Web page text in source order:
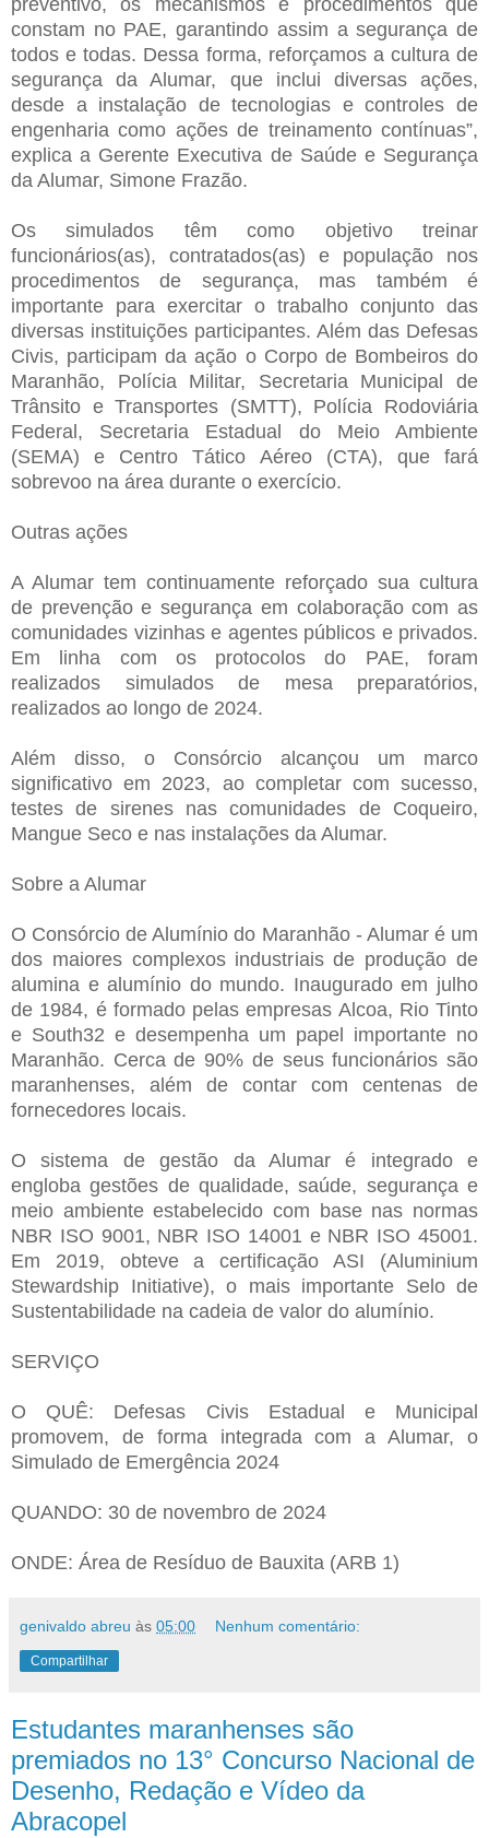
preventivo, os mecanismos e procedimentos que
constam no PAE, garantindo assim a segurança de
todos e todas. Dessa forma, reforçamos a cultura de
segurança da Alumar, que inclui diversas ações,
desde a instalação de tecnologias e controles de
engenharia como ações de treinamento contínuas”,
explica a Gerente Executiva de Saúde e Segurança
da Alumar, Simone Frazão.
Os simulados têm como objetivo treinar
funcionários(as), contratados(as) e população nos
procedimentos de segurança, mas também é
importante para exercitar o trabalho conjunto das
diversas instituições participantes. Além das Defesas
Civis, participam da ação o Corpo de Bombeiros do
Maranhão, Polícia Militar, Secretaria Municipal de
Trânsito e Transportes (SMTT), Polícia Rodoviária
Federal, Secretaria Estadual do Meio Ambiente
(SEMA) e Centro Tático Aéreo (CTA), que fará
sobrevoo na área durante o exercício.
Outras ações
A Alumar tem continuamente reforçado sua cultura
de prevenção e segurança em colaboração com as
comunidades vizinhas e agentes públicos e privados.
Em linha com os protocolos do PAE, foram
realizados simulados de mesa preparatórios,
realizados ao longo de 2024.
Além disso, o Consórcio alcançou um marco
significativo em 2023, ao completar com sucesso,
testes de sirenes nas comunidades de Coqueiro,
Mangue Seco e nas instalações da Alumar.
Sobre a Alumar
O Consórcio de Alumínio do Maranhão - Alumar é um
dos maiores complexos industriais de produção de
alumina e alumínio do mundo. Inaugurado em julho
de 1984, é formado pelas empresas Alcoa, Rio Tinto
e South32 e desempenha um papel importante no
Maranhão. Cerca de 90% de seus funcionários são
maranhenses, além de contar com centenas de
fornecedores locais.
O sistema de gestão da Alumar é integrado e
engloba gestões de qualidade, saúde, segurança e
meio ambiente estabelecido com base nas normas
NBR ISO 9001, NBR ISO 14001 e NBR ISO 45001.
Em 2019, obteve a certificação ASI (Aluminium
Stewardship Initiative), o mais importante Selo de
Sustentabilidade na cadeia de valor do alumínio.
SERVIÇO
O QUÊ: Defesas Civis Estadual e Municipal
promovem, de forma integrada com a Alumar, o
Simulado de Emergência 2024
QUANDO: 30 de novembro de 2024
ONDE: Área de Resíduo de Bauxita (ARB 1)
genivaldo abreu às 05:00 Nenhum comentário:
Compartilhar
Estudantes maranhenses são
premiados no 13° Concurso Nacional de
Desenho, Redação e Vídeo da
Abracopel